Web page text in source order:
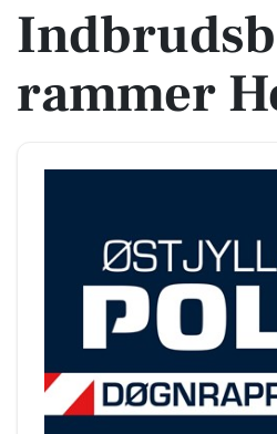
rammer